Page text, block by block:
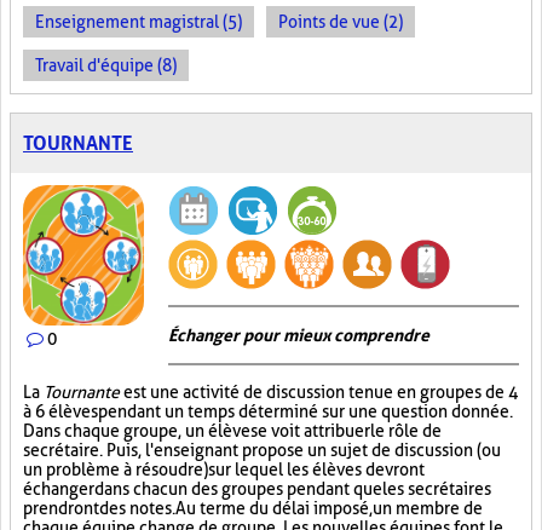
Enseignement magistral (5) Points de vue (2)
Travail d'équipe (8)
TOURNANTE
0 Échanger pour mieux comprendre
La Tournanteest une activité de discussion tenue en groupes de 4
à 6 élèves pendant un temps déterminé sur une question donnée.
Dans chaque groupe, un élève se voit attribuer le rôle de
secrétaire. Puis, l'enseignant propose un sujet de discussion (ou
un problème à résoudre) sur lequel les élèves devront
échanger dans chacun des groupes pendant que les secrétaires
prendront des notes. Au terme du délai imposé, un membre de